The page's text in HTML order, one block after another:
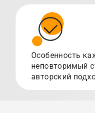
Особенность
неповторимый
авторский